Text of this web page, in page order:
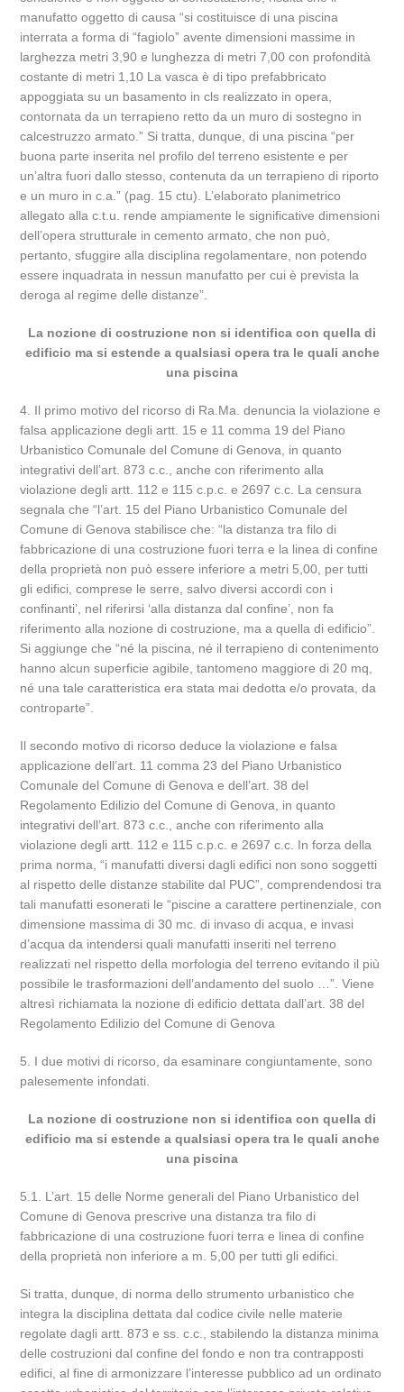
manufatto oggetto di causa “si costituisce di una piscina
interrata a forma di “fagiolo” avente dimensioni massime in
larghezza metri 3,90 e lunghezza di metri 7,00 con profondità
costante di metri 1,10 La vasca è di tipo prefabbricato
appoggiata su un basamento in cls realizzato in opera,
contornata da un terrapieno retto da un muro di sostegno in
calcestruzzo armato.” Si tratta, dunque, di una piscina “per
buona parte inserita nel profilo del terreno esistente e per
un’altra fuori dallo stesso, contenuta da un terrapieno di riporto
e un muro in c.a.” (pag. 15 ctu). L’elaborato planimetrico
allegato alla c.t.u. rende ampiamente le significative dimensioni
dell’opera strutturale in cemento armato, che non può,
pertanto, sfuggire alla disciplina regolamentare, non potendo
essere inquadrata in nessun manufatto per cui è prevista la
deroga al regime delle distanze”.
La nozione di costruzione non si identifica con quella di
edificio ma si estende a qualsiasi opera tra le quali anche
una piscina
4. Il primo motivo del ricorso di Ra.Ma. denuncia la violazione e
falsa applicazione degli artt. 15 e 11 comma 19 del Piano
Urbanistico Comunale del Comune di Genova, in quanto
integrativi dell’art. 873 c.c., anche con riferimento alla
violazione degli artt. 112 e 115 c.p.c. e 2697 c.c. La censura
segnala che “l’art. 15 del Piano Urbanistico Comunale del
Comune di Genova stabilisce che: “la distanza tra filo di
fabbricazione di una costruzione fuori terra e la linea di confine
della proprietà non può essere inferiore a metri 5,00, per tutti
gli edifici, comprese le serre, salvo diversi accordi con i
confinanti’, nel riferirsi ‘alla distanza dal confine’, non fa
riferimento alla nozione di costruzione, ma a quella di edificio”.
Si aggiunge che “né la piscina, né il terrapieno di contenimento
hanno alcun superficie agibile, tantomeno maggiore di 20 mq,
né una tale caratteristica era stata mai dedotta e/o provata, da
controparte”.
Il secondo motivo di ricorso deduce la violazione e falsa
applicazione dell’art. 11 comma 23 del Piano Urbanistico
Comunale del Comune di Genova e dell’art. 38 del
Regolamento Edilizio del Comune di Genova, in quanto
integrativi dell’art. 873 c.c., anche con riferimento alla
violazione degli artt. 112 e 115 c.p.c. e 2697 c.c. In forza della
prima norma, “i manufatti diversi dagli edifici non sono soggetti
al rispetto delle distanze stabilite dal PUC”, comprendendosi tra
tali manufatti esonerati le “piscine a carattere pertinenziale, con
dimensione massima di 30 mc. di invaso di acqua, e invasi
d’acqua da intendersi quali manufatti inseriti nel terreno
realizzati nel rispetto della morfologia del terreno evitando il più
possibile le trasformazioni dell’andamento del suolo …”. Viene
altresì richiamata la nozione di edificio dettata dall’art. 38 del
Regolamento Edilizio del Comune di Genova
5. I due motivi di ricorso, da esaminare congiuntamente, sono
palesemente infondati.
La nozione di costruzione non si identifica con quella di
edificio ma si estende a qualsiasi opera tra le quali anche
una piscina
5.1. L’art. 15 delle Norme generali del Piano Urbanistico del
Comune di Genova prescrive una distanza tra filo di
fabbricazione di una costruzione fuori terra e linea di confine
della proprietà non inferiore a m. 5,00 per tutti gli edifici.
Si tratta, dunque, di norma dello strumento urbanistico che
integra la disciplina dettata dal codice civile nelle materie
regolate dagli artt. 873 e ss. c.c., stabilendo la distanza minima
delle costruzioni dal confine del fondo e non tra contrapposti
edifici, al fine di armonizzare l’interesse pubblico ad un ordinato